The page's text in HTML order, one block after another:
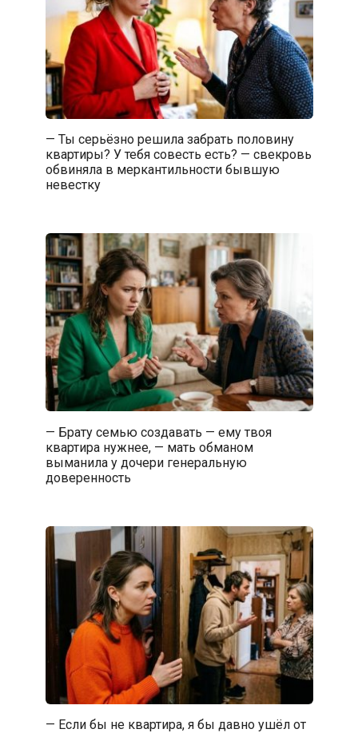
— Ты серьёзно решила забрать половину
квартиры? У тебя совесть есть? — свекровь
обвиняла в меркантильности бывшую
невестку
— Брату семью создавать — ему твоя
квартира нужнее, — мать обманом
выманила у дочери генеральную
доверенность
— Если бы не квартира, я бы давно ушёл от